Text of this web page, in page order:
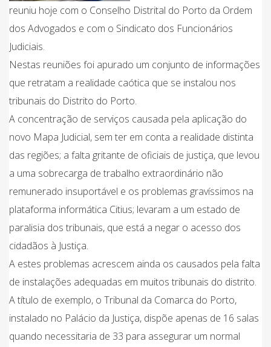
reuniu hoje com o Conselho Distrital do Porto da Ordem
dos Advogados e com o Sindicato dos Funcionários
Judiciais.
Nestas reuniões foi apurado um conjunto de informações
que retratam a realidade caótica que se instalou nos
tribunais do Distrito do Porto.
A concentração de serviços causada pela aplicação do
novo Mapa Judicial, sem ter em conta a realidade distinta
das regiões; a falta gritante de oficiais de justiça, que levou
a uma sobrecarga de trabalho extraordinário não
remunerado insuportável e os problemas gravíssimos na
plataforma informática Citius; levaram a um estado de
paralisia dos tribunais, que está a negar o acesso dos
cidadãos à Justiça.
A estes problemas acrescem ainda os causados pela falta
de instalações adequadas em muitos tribunais do distrito.
A título de exemplo, o Tribunal da Comarca do Porto,
instalado no Palácio da Justiça, dispõe apenas de 16 salas
quando necessitaria de 33 para assegurar um normal